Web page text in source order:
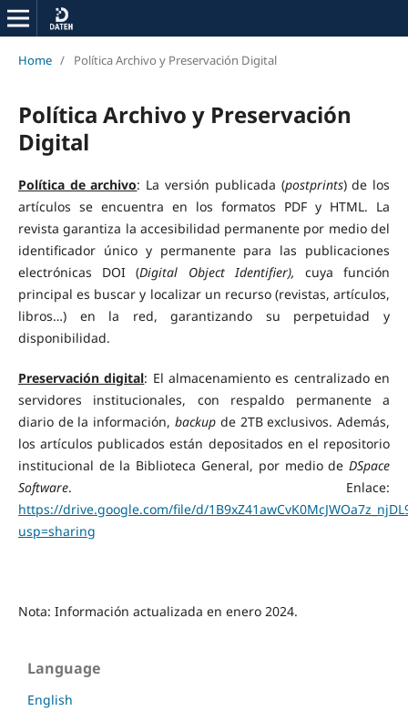
Home / Política Archivo y Preservación Digital
Política Archivo y Preservación
Digital
Política de archivo: La versión publicada (postprints) de los
artículos se encuentra en los formatos PDF y HTML. La
revista garantiza la accesibilidad permanente por medio del
identificador único y permanente para las publicaciones
electrónicas DOI (Digital Object Identifier), cuya función
principal es buscar y localizar un recurso (revistas, artículos,
libros…) en la red, garantizando su perpetuidad y
disponibilidad.
Preservación digital: El almacenamiento es centralizado en
servidores institucionales, con respaldo permanente a
diario de la información, backup de 2TB exclusivos. Además,
los artículos publicados están depositados en el repositorio
institucional de la Biblioteca General, por medio deDSpace
Software. Enlace:
https://drive.google.com/file/d/
usp=sharing
Nota: Información actualizada en enero 2024.
Language
English